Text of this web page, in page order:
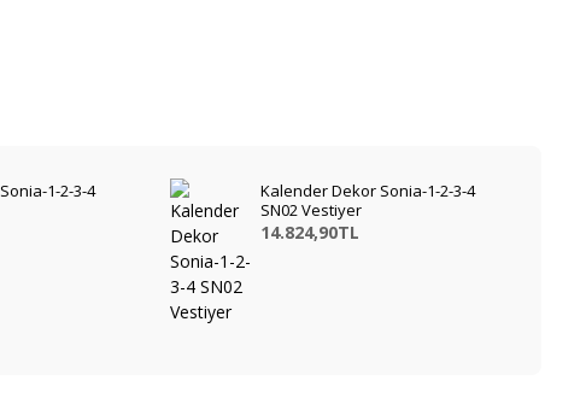
1-2-3-4
Kalender Dekor Sonia-1-2-3-4
SN02 Vestiyer
14.824,90TL